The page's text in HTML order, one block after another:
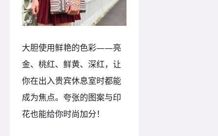
大胆使用鲜艳的色彩——亮
金、桃红、鲜黄、深红，让
你在出入贵宾休息室时都能
成为焦点。夸张的图案与印
花也能给你时尚加分！